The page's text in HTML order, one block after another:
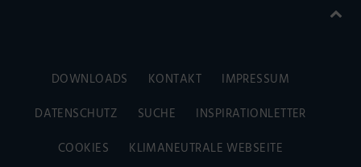
DOWNLOADS KONTAKT
IMPRESSUM
DATENSCHUTZ
SUCHE
INSPIRATIONLETTER
COOKIES
KLIMANEUTRALE WEBSEITE